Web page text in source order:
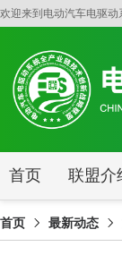
蔡伦先进半导体材料
欢迎来到电动汽车电驱
首页 联盟介
首页 最新动态